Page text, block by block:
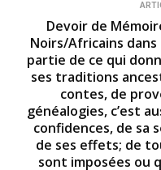
Devoir de
Noirs/Africains dans
partie de ce qui
ses traditions
contes, de
généalogies, c’est
confidences, de sa
de ses effets; de
sont imposées ou